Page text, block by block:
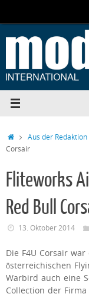
StartAus der Redaktion
Corsair
Fliteworks
Red Bull
13. Oktober 2014
Die F4U Corsair
österreichischen
Warbird auch eine
Collection der